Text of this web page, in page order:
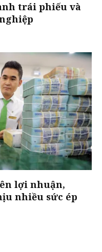
trái phiếu và
lợi nhuận,
nhiều sức ép